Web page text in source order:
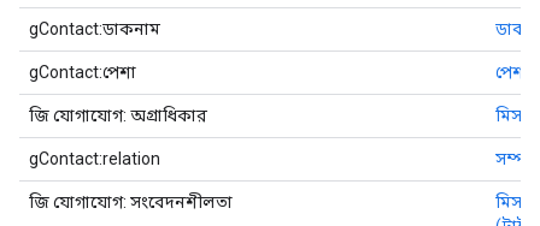
gContact:ডাকনাম
gContact:পেশা পেশা
জি যোগাযোগ: অগ্রাধিকার
gContact:relation সম্পর্ক
জি যোগাযোগ: সংবেদনশীলতা